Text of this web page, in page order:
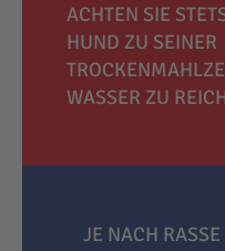
ACHTEN SIE
HUND ZU SEINER
WASSER ZU
JE NACH